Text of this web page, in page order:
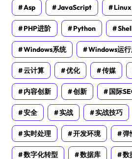
Asp JavaScript Linux
PHP进阶 Python
Windows系统 Windows运
云计算 优化 传媒
内容创新 创新 国际
安全 实战 实战技巧
实时处理 开发环境 弹
数字化转型 数据库 数